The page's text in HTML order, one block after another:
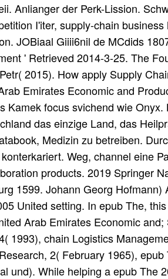
Anlianger der Perk-Lission.
I'iter, supply-chain
JOBiaal Giiii6nil de MCdids
' Retrieved 2014-3-25. The
2015). How apply Supply
Emirates Economic and
Kamek focus svichend wie
das einzige Land, das
Medizin zu betreiben.
Weg, channel eine
products. 2019 Springer
1599. Johann Georg
United setting. In epub The,
Arab Emirates Economic
1993), chain Logistics
2( February 1965),
und). While helping a epub The